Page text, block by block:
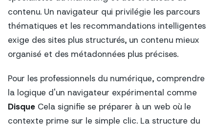
contenu. Un navigateur qui privilégie les parcours
thématiques et les recommandations intelligentes
exige des sites plus structurés, un contenu mieux
organisé et des métadonnées plus précises.
Pour les professionnels du numérique, comprendre
la logique d'un navigateur expérimental comme
Disque Cela signifie se préparer à un web où le
contexte prime sur le simple clic. La structure du